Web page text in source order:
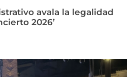
avala la legalidad
2026’